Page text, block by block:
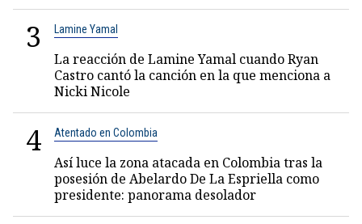
3 Lamine Yamal
La reacción de Lamine Yamal cuando Ryan
Castro cantó la canción en la que menciona a
Nicki Nicole
4 Atentado en Colombia
Así luce la zona atacada en Colombia tras la
posesión de Abelardo De La Espriella como
presidente: panorama desolador